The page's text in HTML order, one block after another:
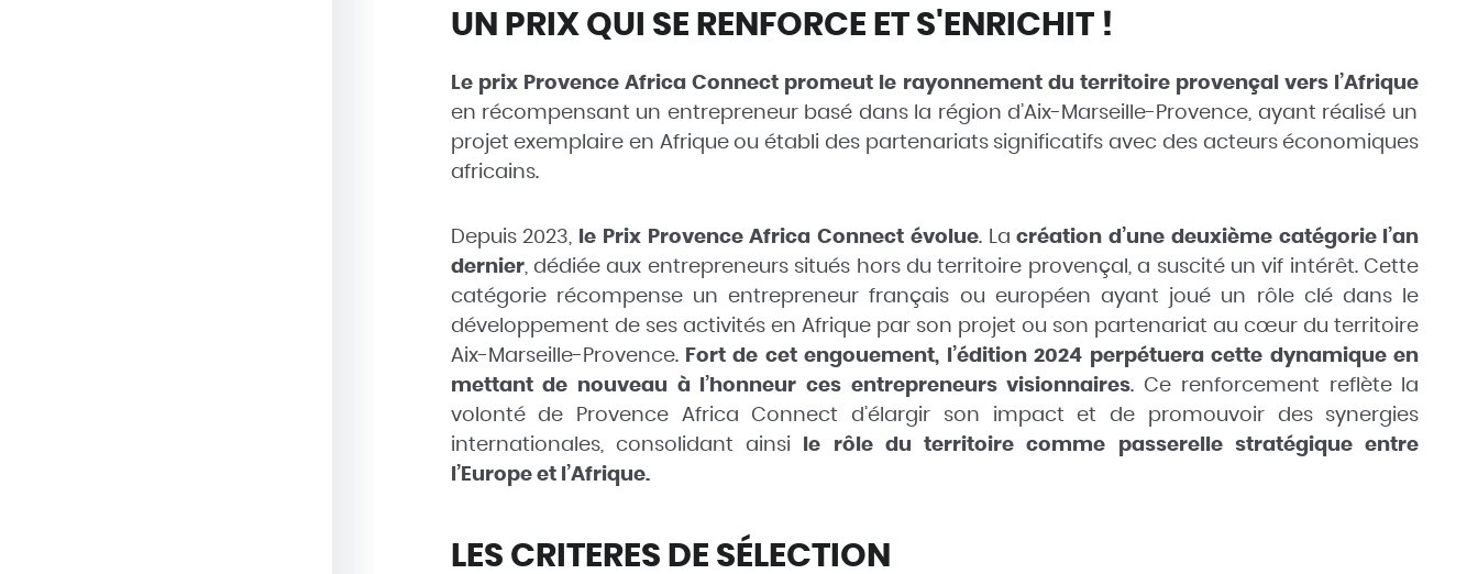
UN PRIX QUI SE RENFORCE ET S'ENRICHIT !
Le prix Provence Africa Connect promeut le rayonnement du territoire provençal vers l’Afrique
en récompensant un entrepreneur basé dans la région d’Aix-Marseille-Provence, ayant réalisé un
projet exemplaire en Afrique ou établi des partenariats significatifs avec des acteurs économiques
africains.
Depuis 2023, le Prix Provence Africa Connect évolue.Lacréation d’une deuxième catégorie l’an
dernier, dédiée aux entrepreneurs situés hors du territoire provençal, a suscité un vif intérêt. Cette
catégorie récompense un entrepreneur français ou européen ayant joué un rôle clé dans le
développement de ses activités en Afrique par son projet ou son partenariat au cœur du territoire
Aix-Marseille-Provence. Fort de cet engouement, l’édition 2024 perpétuera cette dynamique en
mettant de nouveau à l’honneur ces entrepreneurs visionnaires. Ce renforcement reflète la
volonté de Provence Africa Connect d’élargir son impact et de promouvoir des synergies
internationales, consolidant ainsi
le rôle du territoire comme passerelle stratégique entre
l’Europe et l’Afrique.
LES CRITERES DE SÉLECTION